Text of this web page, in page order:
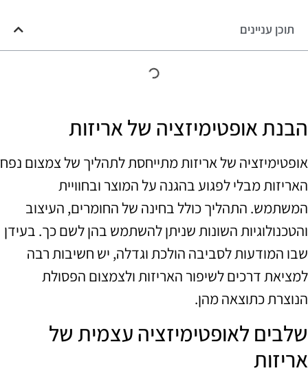
תוכן עניינים
הבנת אופטימיזציה של אריזות
אופטימיזציה של אריזות מתייחסת לתהליך של צמצום נפח
האריזות מבלי לפגוע בהגנה על המוצר ובחוויית
המשתמש. התהליך כולל בחינה של החומרים, העיצוב
והטכנולוגיות השונות שניתן להשתמש בהן לשם כך. בעידן
שבו המודעות לסביבה הולכת וגדלה, יש חשיבות רבה
למציאת דרכים לשיפור האריזות ולצמצום הפסולת
הנוצרת כתוצאה מהן.
שלבים לאופטימיזציה עצמית של
אריזות